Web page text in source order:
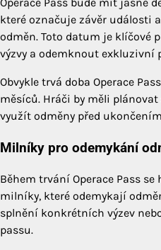
které označuje závěr události
odměn. Toto datum je klíčové
výzvy a odemknout exkluzivní
Obvykle trvá doba Operace
měsíců. Hráči by měli
využít odměny před
Milníky pro odemykání
Během trvání Operace Pass
milníky, které odemykají
splnění konkrétních výzev
passu.